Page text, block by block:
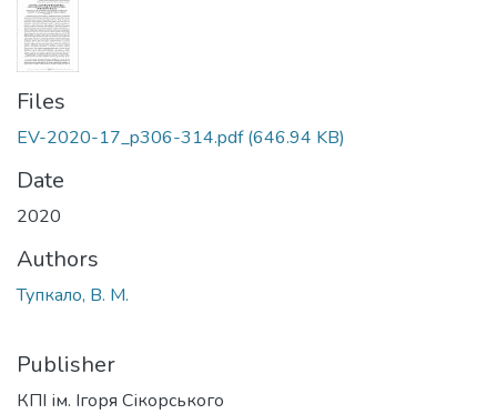
Files
EV-2020-17_p306-314.pdf(646.94 KB)
Date
2020
Authors
Тупкало, В. М.
Publisher
КПІ ім. Ігоря Сікорського